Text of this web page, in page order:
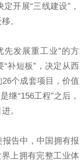
开展“三线建设”，
。
先发展重工业”的方
补短板”，决定从西
个成套项目，价值
继“156工程”之后，
。
告中，中国拥有报
上拥有完整工业体